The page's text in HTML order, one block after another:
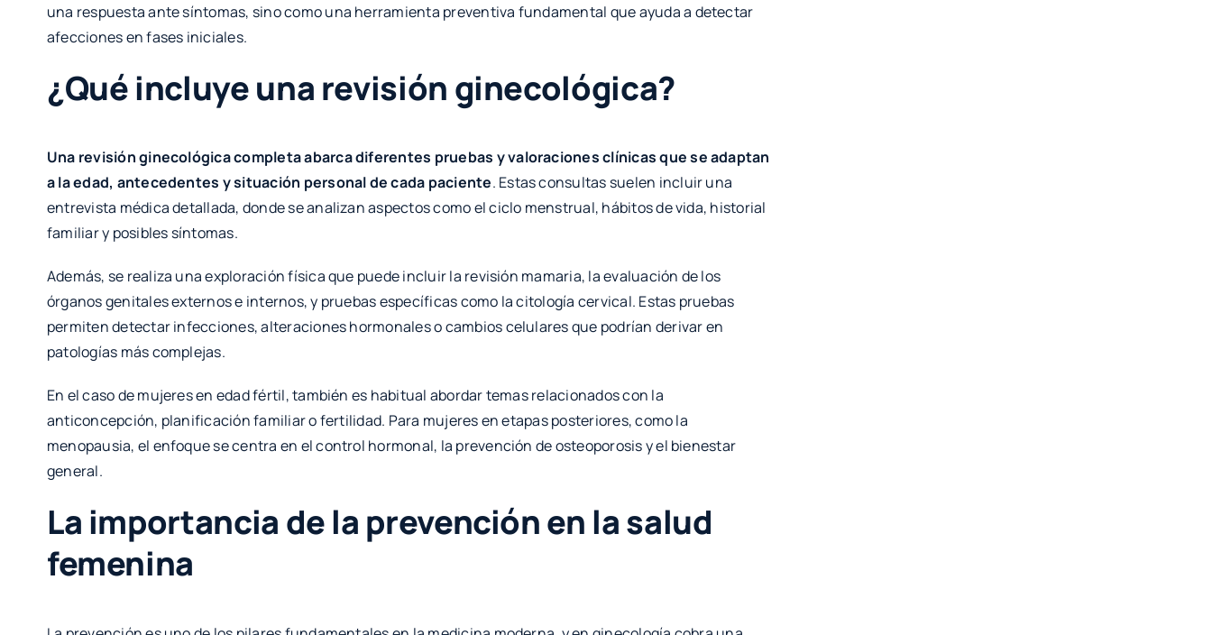
una respuesta ante síntomas, sino como una herramienta preventiva fundamental que ayuda a detectar
afecciones en fases iniciales.
¿Qué incluye una revisión ginecológica?
Una revisión ginecológica completa abarca diferentes pruebas y valoraciones clínicas que se adaptan
a la edad, antecedentes y situación personal de cada paciente. Estas consultas suelen incluir una
entrevista médica detallada, donde se analizan aspectos como el ciclo menstrual, hábitos de vida, historial
familiar y posibles síntomas.
Además, se realiza una exploración física que puede incluir la revisión mamaria, la evaluación de los
órganos genitales externos e internos, y pruebas específicas como la citología cervical. Estas pruebas
permiten detectar infecciones, alteraciones hormonales o cambios celulares que podrían derivar en
patologías más complejas.
En el caso de mujeres en edad fértil, también es habitual abordar temas relacionados con la
anticoncepción, planificación familiar o fertilidad. Para mujeres en etapas posteriores, como la
menopausia, el enfoque se centra en el control hormonal, la prevención de osteoporosis y el bienestar
general.
La importancia de la prevención en la salud
femenina